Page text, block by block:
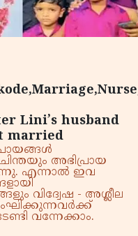
Lini’s husband
married
അഭിപ്രായ
എന്നാൽ ഇവ
വിദ്വേഷ - അശ്ലീല
വന്നേക്കാം.